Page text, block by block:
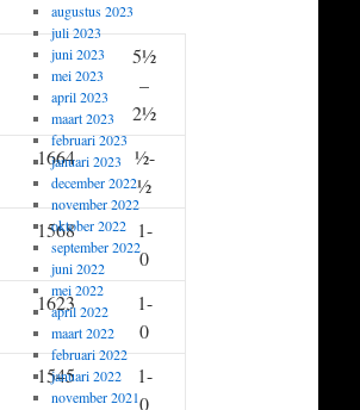
5½
–
2½
1664
½-
½
1568
1-
0
1623
1-
0
1545
1-
0
augustus 2023
juli 2023
juni 2023
mei 2023
april 2023
maart 2023
februari 2023
januari 2023
december 2022
november 2022
oktober 2022
september 2022
juni 2022
mei 2022
april 2022
maart 2022
februari 2022
januari 2022
november 2021